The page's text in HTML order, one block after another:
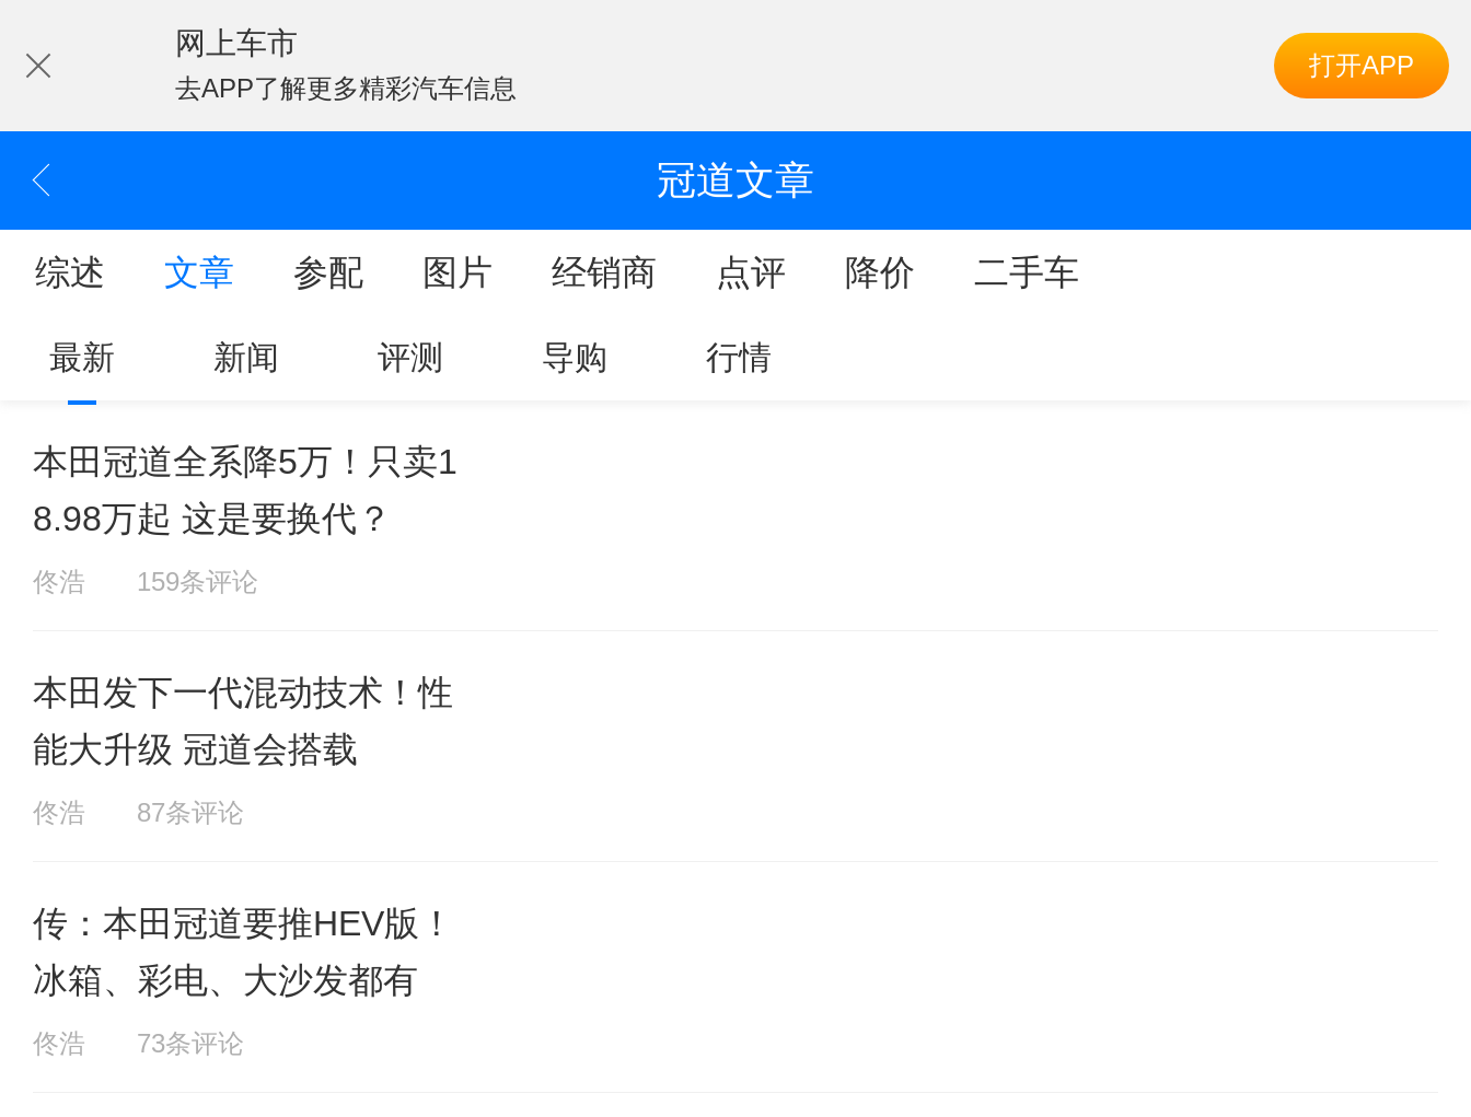
网上车市
去APP了解更多精彩汽车信息
打开APP
冠道文章
综述 文章 参配 图片 经销商 点评 降价 二手车
最新 新闻 评测 导购 行情
本田冠道全系降5万！只卖1
8.98万起 这是要换代？
佟浩 159条评论
本田发下一代混动技术！性
能大升级 冠道会搭载
佟浩 87条评论
传：本田冠道要推HEV版！
冰箱、彩电、大沙发都有
佟浩 73条评论